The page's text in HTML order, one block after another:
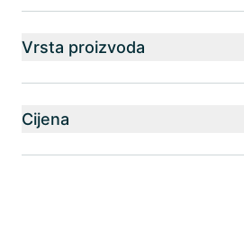
Vrsta proizvoda
Cijena